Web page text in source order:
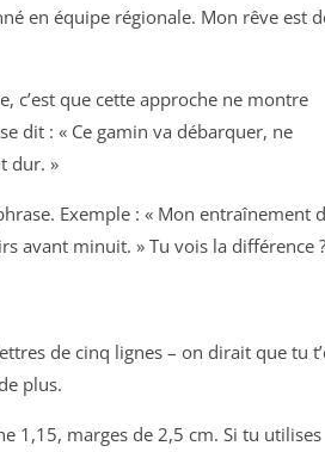
en équipe régionale. Mon rêve est
c’est que cette approche ne montre
dit : « Ce gamin va débarquer, ne
dur. »
Exemple : « Mon entraînement
avant minuit. » Tu vois la différence ?
de cinq lignes – on dirait que tu
plus.
1,15, marges de 2,5 cm. Si tu utilises